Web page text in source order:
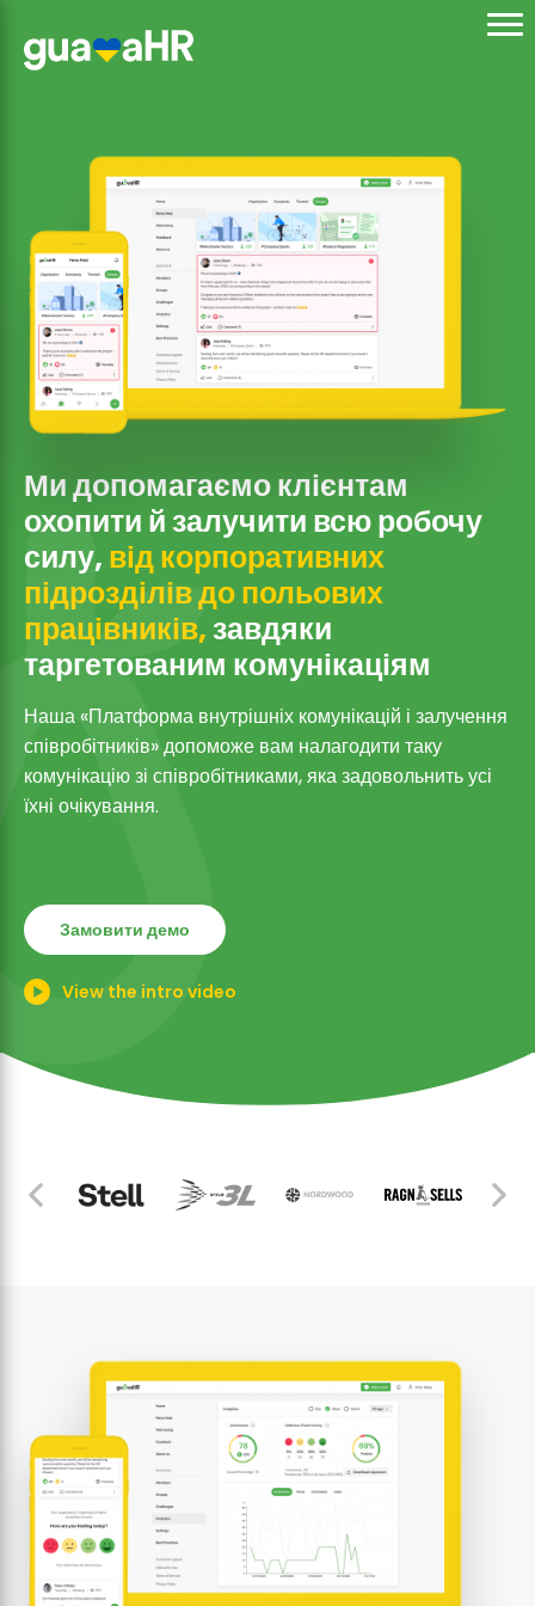
Ми допомагаємо клієнтам
охопити й залучити всю робочу
силу, від корпоративних
підрозділів до польових
працівників, завдяки
таргетованим комунікаціям
Наша «Платформа внутрішніх комунікацій і залучення
співробітників» допоможе вам налагодити таку
комунікацію зі співробітниками, яка задовольнить усі
їхні очікування.
Замовити демо
View the intro video